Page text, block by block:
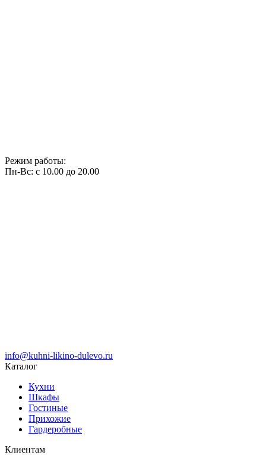
Режим работы:
Пн-Вс: с 10.00 до 20.00
info@kuhni-likino-dulevo.ru
Каталог
Кухни
Шкафы
Гостиные
Прихожие
Гардеробные
Клиентам